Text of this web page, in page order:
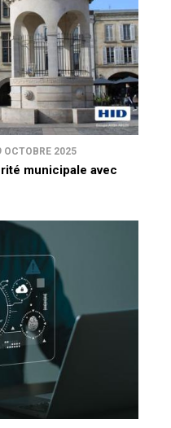
OCTOBRE 2025
municipale avec